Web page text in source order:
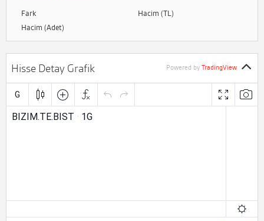
Fark
Hacim (TL)
Hacim (Adet)
Hisse Detay Grafik Powered by TradingView